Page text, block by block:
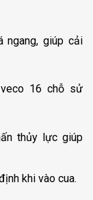
ngang, giúp cải
16 chỗ sử
thủy lực giúp
khi vào cua.